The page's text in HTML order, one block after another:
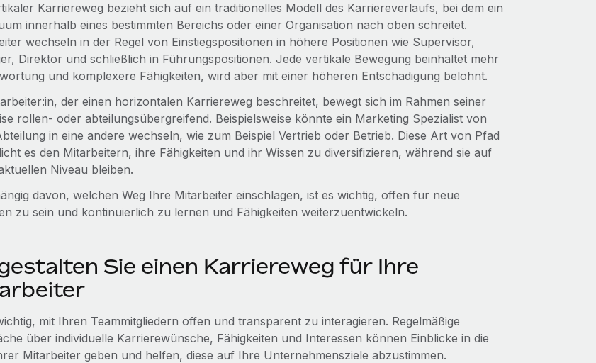
Karriereweg bezieht sich auf ein traditionelles Modell des Karriereverlaufs, bei dem ein
innerhalb eines bestimmten Bereichs oder einer Organisation nach oben schreitet.
wechseln in der Regel von Einstiegspositionen in höhere Positionen wie Supervisor,
Direktor und schließlich in Führungspositionen. Jede vertikale Bewegung beinhaltet mehr
und komplexere Fähigkeiten, wird aber mit einer höheren Entschädigung belohnt.
der einen horizontalen Karriereweg beschreitet, bewegt sich im Rahmen seiner
rollen- oder abteilungsübergreifend. Beispielsweise könnte ein Marketing Spezialist von
in eine andere wechseln, wie zum Beispiel Vertrieb oder Betrieb. Diese Art von Pfad
es den Mitarbeitern, ihre Fähigkeiten und ihr Wissen zu diversifizieren, während sie auf
Niveau bleiben.
davon, welchen Weg Ihre Mitarbeiter einschlagen, ist es wichtig, offen für neue
zu sein und kontinuierlich zu lernen und Fähigkeiten weiterzuentwickeln.
Sie einen Karriereweg für Ihre
mit Ihren Teammitgliedern offen und transparent zu interagieren. Regelmäßige
über individuelle Karrierewünsche, Fähigkeiten und Interessen können Einblicke in die
Mitarbeiter geben und helfen, diese auf Ihre Unternehmensziele abzustimmen.